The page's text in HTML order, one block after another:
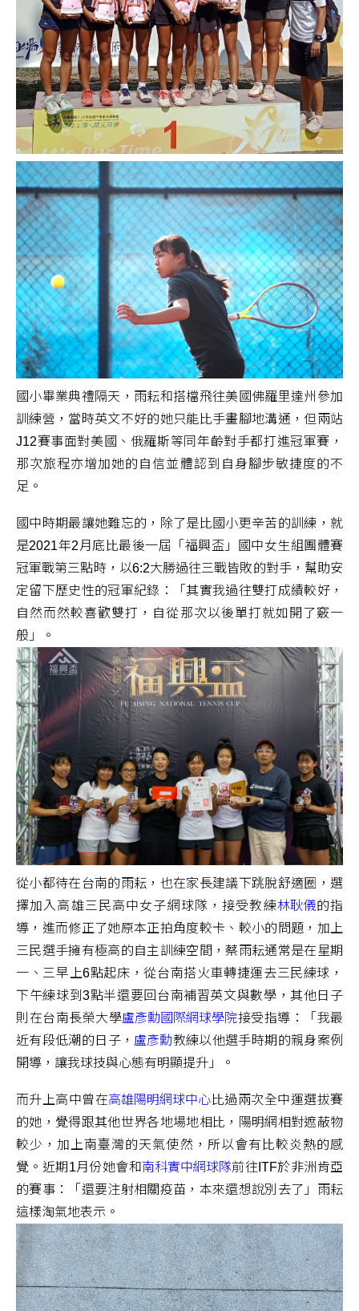
國小畢業典禮隔天，雨耘和搭檔飛往美國佛羅里達州參加
訓練營，當時英文不好的她只能比手畫腳地溝通，但兩站
J12賽事面對美國、俄羅斯等同年齡對手都打進冠軍賽，
那次旅程亦增加她的自信並體認到自身腳步敏捷度的不
足。
國中時期最讓她難忘的，除了是比國小更辛苦的訓練，就
是2021年2月底比最後一屆「福興盃」國中女生組團體賽
冠軍戰第三點時，以6:2大勝過往三戰皆敗的對手，幫助安
定留下歷史性的冠軍紀錄：「其實我過往雙打成績較好，
自然而然較喜歡雙打，自從那次以後單打就如開了竅一
般」。
從小都待在台南的雨耘，也在家長建議下跳脫舒適圈，選
擇加入高雄三民高中女子網球隊，接受教練林耿儀的指
導，進而修正了她原本正拍角度較卡、較小的問題，加上
三民選手擁有極高的自主訓練空間，蔡雨耘通常是在星期
一、三早上6點起床，從台南搭火車轉捷運去三民練球，
下午練球到3點半還要回台南補習英文與數學，其他日子
則在台南長榮大學盧彥勳國際網球學院接受指導：「我最
近有段低潮的日子， 盧彥勳教練以他選手時期的親身案例
開導，讓我球技與心態有明顯提升」。
而升上高中曾在高雄陽明網球中心 比過兩次全中運選拔賽
的她，覺得跟其他世界各地場地相比，陽明網相對遮蔽物
較少，加上南臺灣的天氣使然，所以會有比較炎熱的感
覺。近期1月份她會和南科實中網球隊前往ITF於非洲肯亞
的賽事：「還要注射相關疫苗，本來還想說別去了」雨耘
這樣淘氣地表示。